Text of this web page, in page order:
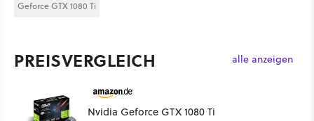
Geforce GTX 1080 Ti
PREISVERGLEICH alle anzeigen
Nvidia Geforce GTX 1080 Ti